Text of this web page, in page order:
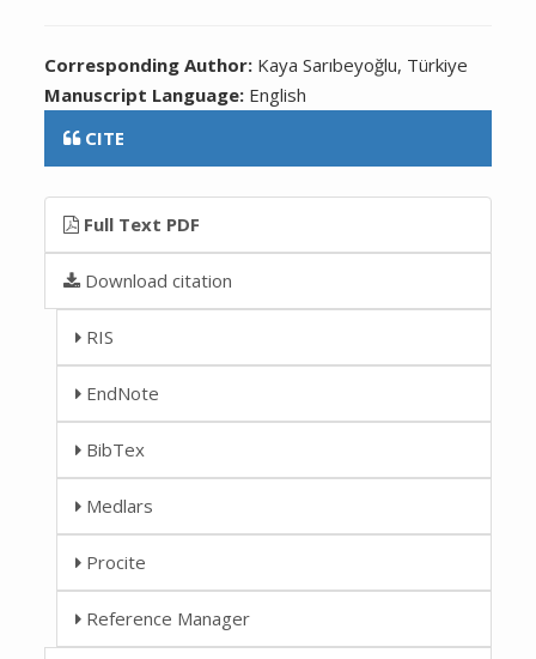
Corresponding Author: Kaya Sarıbeyoğlu, Türkiye
Manuscript Language: English
CITE
Full Text PDF
Download citation
RIS
EndNote
BibTex
Medlars
Procite
Reference Manager